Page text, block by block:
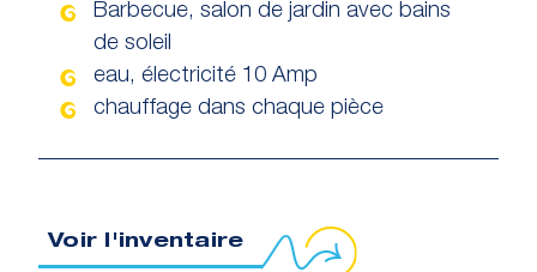
Barbecue, salon de jardin avec bains
de soleil
eau, électricité 10 Amp
chauffage dans chaque pièce
Voir l'inventaire